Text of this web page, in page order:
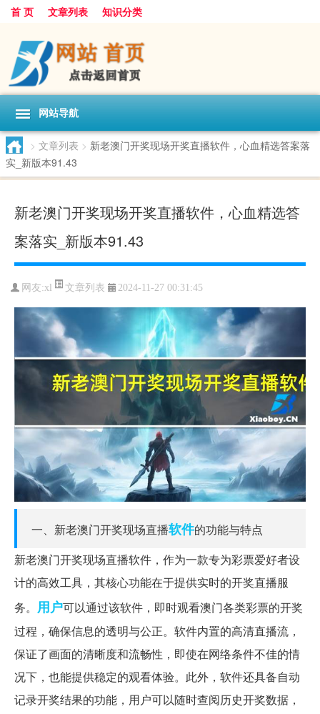
首 页 文章列表 知识分类
网站导航
> 文章列表 > 新老澳门开奖现场开奖直播软件，心血精选答案落
实_新版本91.43
新老澳门开奖现场开奖直播软件，心血精选答
案落实_新版本91.43
网友:xl 文章列表 2024-11-27 00:31:45
一、新老澳门开奖现场直播软件的功能与特点
新老澳门开奖现场直播软件，作为一款专为彩票爱好者设
计的高效工具，其核心功能在于提供实时的开奖直播服
务。 用户可以通过该软件，即时观看澳门各类彩票的开奖
过程，确保信息的透明与公正。软件内置的高清直播流，
保证了画面的清晰度和流畅性，即使在网络条件不佳的情
况下，也能提供稳定的观看体验。此外，软件还具备自动
记录开奖结果的功能，用户可以随时查阅历史开奖数据，